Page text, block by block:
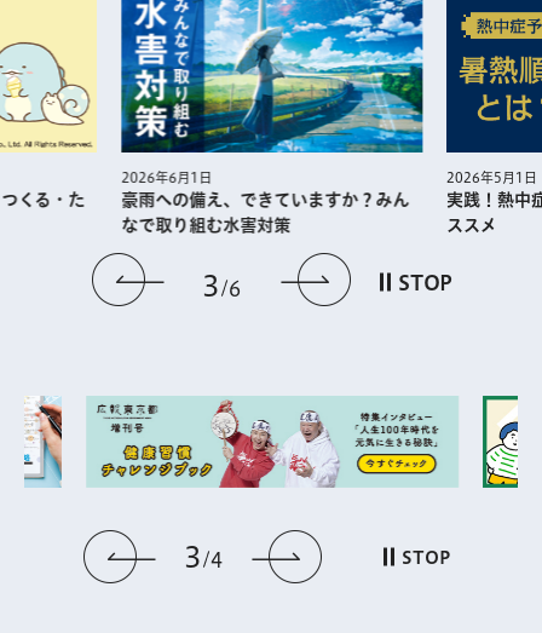
前のスライドを表示
3 6 次のスライドを
STOP
、できていますか？みん
実践！熱中症予防に役⽴つ暑熱順化の
ススメ
前のスライドを表示
3 4 次のスライドを表
STOP